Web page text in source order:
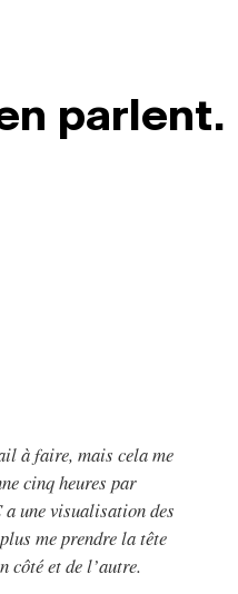
parlent.
à faire, mais cela me
cinq heures par
a une visualisation des
me prendre la tête
côté et de l’autre.